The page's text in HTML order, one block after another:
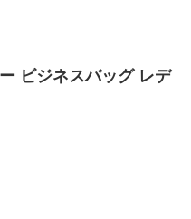
ビジネスバッグ レデ